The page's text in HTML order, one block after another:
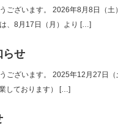
ございます。 2026年8月8日（
、8月17日（月）より […]
らせ
ございます。 2025年12月27日
しております） […]